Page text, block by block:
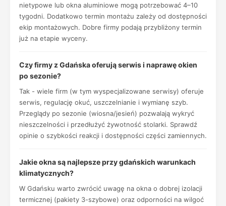
nietypowe lub okna aluminiowe mogą potrzebować 4–10
tygodni. Dodatkowo termin montażu zależy od dostępności
ekip montażowych. Dobre firmy podają przybliżony termin
już na etapie wyceny.
Czy firmy z Gdańska oferują serwis i naprawę okien
po sezonie?
Tak - wiele firm (w tym wyspecjalizowane serwisy) oferuje
serwis, regulację okuć, uszczelnianie i wymianę szyb.
Przeglądy po sezonie (wiosna/jesień) pozwalają wykryć
nieszczelności i przedłużyć żywotność stolarki. Sprawdź
opinie o szybkości reakcji i dostępności części zamiennych.
Jakie okna są najlepsze przy gdańskich warunkach
klimatycznych?
W Gdańsku warto zwrócić uwagę na okna o dobrej izolacji
termicznej (pakiety 3-szybowe) oraz odporności na wilgoć